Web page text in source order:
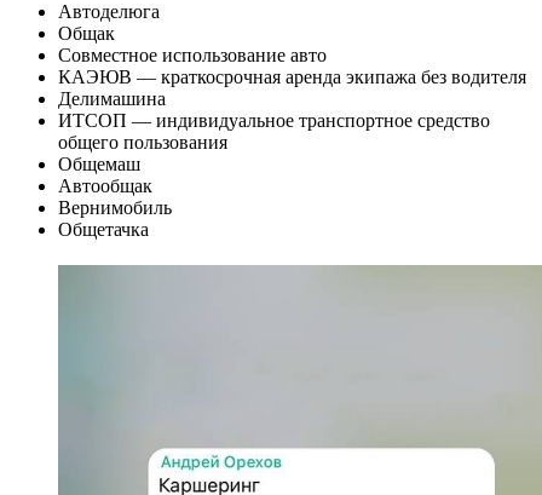
Автоделюга
Общак
Совместное использование авто
КАЭЮВ — краткосрочная аренда экипажа без водителя
Делимашина
ИТСОП — индивидуальное транспортное средство
общего пользования
Общемаш
Автообщак
Вернимобиль
Общетачка